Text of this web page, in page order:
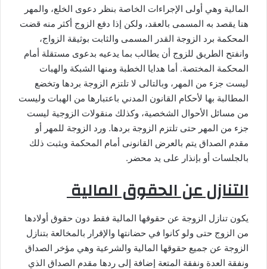
المالية وهي أولى الإجراءات الخاصة بنظر دعوى الخلع، والمهر
هنا يقصد به المسمى بالعقد، ولكن إذا دفع الزوج أكثر منه قضت
المحكمة برد الزوجة القدر المسمى والثابت بوثيقة الزواج،
وانفتح الطريق للزوج أن يطالب بما يدعيه بدعوى مستقلة أمام
المحكمة المختصة. أما هدايا الخطبة ومنها الشبكة والهبات
ليست جزء من المهر، وبالتالى لا تلتزم الزوجة بردها وتخضع
المطالبة بها لأحكام القانون المدني باعتبارها من الهبات وليست
من مسائل الأحوال الشخصية، وكذلك منقولات الزوجية ليست
جزء من المهر حتى تلتزم الزوجة بردها. ورد الزوجة للمهر أو
مقدم الصداق يتم بالعرض القانونى أمام المحكمة ويثبت ذلك
بالجلسات أو بإنذار على يد محضر.
التنازل عن الحقوق المالية
يكون تنازل الزوجة عن حقوقها المالية فقط دون حقوق أولادها
من الزوج حتى ولو كانوا في حضانتها والإقرار بالمخالعة بتنازل
الزوجة عن جميع حقوقها المالية والشرعية وهي مؤخر الصداق
ونفقة العدة ونفقة المتعة إضافة إلى ردها مقدم الصداق الذي